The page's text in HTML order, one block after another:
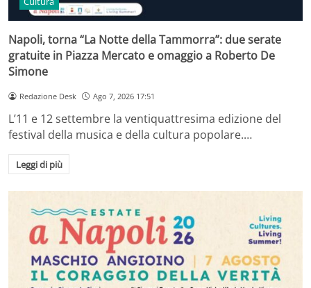
Napoli, torna “La Notte della Tammorra”: due serate
gratuite in Piazza Mercato e omaggio a Roberto De
Simone
Redazione Desk Ago 7, 2026 17:51
L’11 e 12 settembre la ventiquattresima edizione del
festival della musica e della cultura popolare.…
Leggi di più